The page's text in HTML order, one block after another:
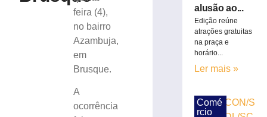
feira (4),
no bairro
Azambuja,
em
Brusque.
A
ocorrência
Banco
alusão ao...
Edição reúne
atrações gratuitas
na praça e
horário...
Ler mais »
Comé
rcio